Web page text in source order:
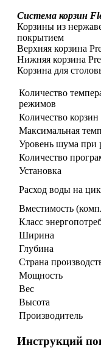
Cистема корзин
Корзины из
покрытием
Верхняя корзина
Нижняя корзина
Корзина для
Количество
режимов
Количество корзин
Максимальная
Уровень шума при
Количество
Установка
Расход воды на
Вместимость
Класс
Ширина
Глубина
Страна
Мощность
Вес
Высота
Производитель
Инструкций